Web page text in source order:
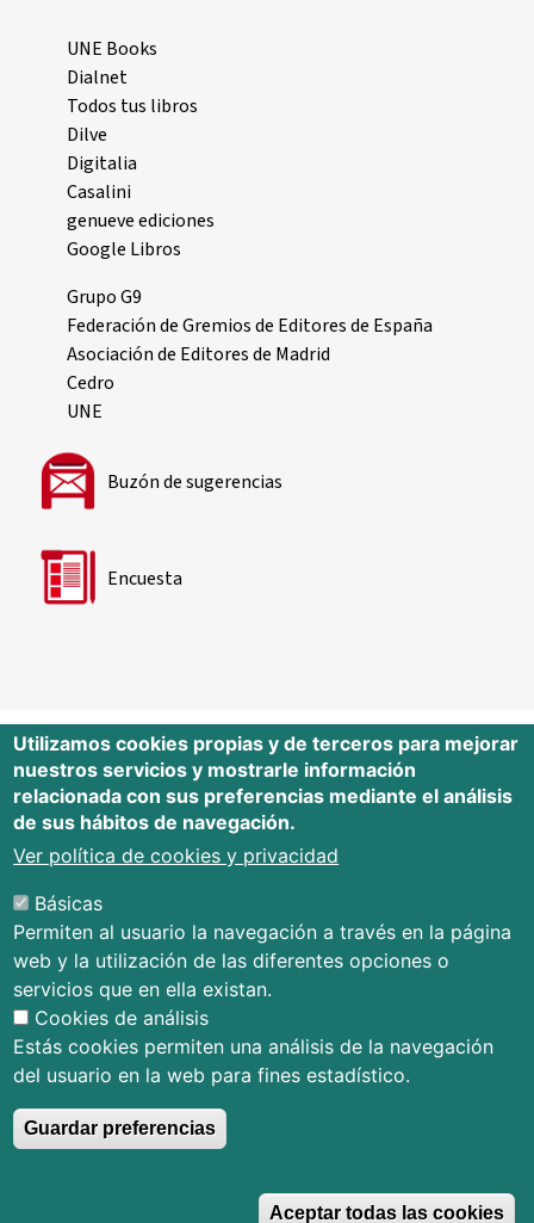
UNE Books
Dialnet
Todos tus libros
Dilve
Digitalia
Casalini
genueve ediciones
Google Libros
Grupo G9
Federación de Gremios de Editores de España
Asociación de Editores de Madrid
Cedro
UNE
Buzón de sugerencias
Encuesta
Editorial Universidad de Cantabria
Edificio Tres Torres, Torre C, planta –1
Avda. Los Castros s/n - 39005
Tfno.: 942 201 087 - 942 201 291
E-mail:publica@unican.es
Términos y condiciones
Mapa Web
Accesibilidad
Utilizamos cookies propias y de terceros para mejorar
nuestros servicios y mostrarle información
relacionada con sus preferencias mediante el análisis
de sus hábitos de navegación.
Ver política de cookies y privacidad
Básicas
Permiten al usuario la navegación a través en la página
web y la utilización de las diferentes opciones o
servicios que en ella existan.
Cookies de análisis
Estás cookies permiten una análisis de la navegación
del usuario en la web para fines estadístico.
Guardar preferencias
Aceptar todas las cookies